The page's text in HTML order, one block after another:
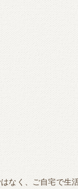
なく、ご自宅で生